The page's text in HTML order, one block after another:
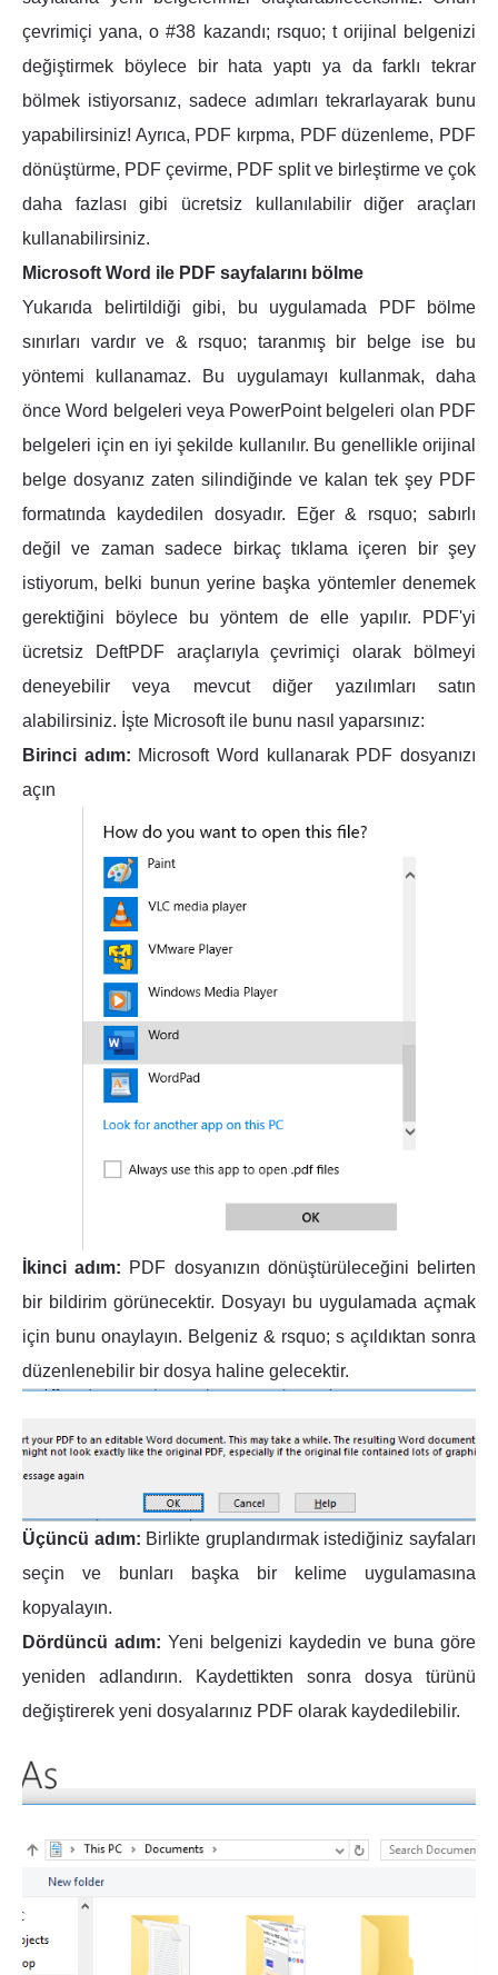
çevrimiçi yana, o #38 kazandı; rsquo; t orijinal belgenizi
değiştirmek böylece bir hata yaptı ya da farklı tekrar
bölmek istiyorsanız, sadece adımları tekrarlayarak bunu
yapabilirsiniz! Ayrıca, PDF kırpma, PDF düzenleme, PDF
dönüştürme, PDF çevirme, PDF split ve birleştirme ve çok
daha fazlası gibi ücretsiz kullanılabilir diğer araçları
kullanabilirsiniz.
Microsoft Word ile PDF sayfalarını bölme
Yukarıda belirtildiği gibi, bu uygulamada PDF bölme
sınırları vardır ve & rsquo; taranmış bir belge ise bu
yöntemi kullanamaz. Bu uygulamayı kullanmak, daha
önce Word belgeleri veya PowerPoint belgeleri olan PDF
belgeleri için en iyi şekilde kullanılır. Bu genellikle orijinal
belge dosyanız zaten silindiğinde ve kalan tek şey PDF
formatında kaydedilen dosyadır. Eğer & rsquo; sabırlı
değil ve zaman sadece birkaç tıklama içeren bir şey
istiyorum, belki bunun yerine başka yöntemler denemek
gerektiğini böylece bu yöntem de elle yapılır. PDF'yi
ücretsiz DeftPDF araçlarıyla çevrimiçi olarak bölmeyi
deneyebilir veya mevcut diğer yazılımları satın
alabilirsiniz. İşte Microsoft ile bunu nasıl yaparsınız:
Birinci adım: Microsoft Word kullanarak PDF dosyanızı
açın
İkinci adım: PDF dosyanızın dönüştürüleceğini belirten
bir bildirim görünecektir. Dosyayı bu uygulamada açmak
için bunu onaylayın. Belgeniz & rsquo; s açıldıktan sonra
düzenlenebilir bir dosya haline gelecektir.
Üçüncü adım: Birlikte gruplandırmak istediğiniz sayfaları
seçin ve bunları başka bir kelime uygulamasına
kopyalayın.
Dördüncü adım: Yeni belgenizi kaydedin ve buna göre
yeniden adlandırın. Kaydettikten sonra dosya türünü
değiştirerek yeni dosyalarınız PDF olarak kaydedilebilir.